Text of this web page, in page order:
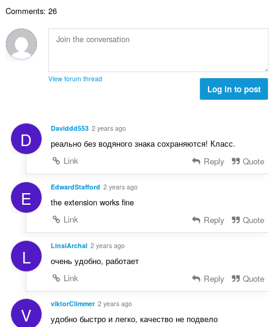
सं
ख्या
Comments: 26
View forum thread
Log in to post
D Daviddd553 2 years ago
реально без водяного знака сохраняются! Класс.
Link
Reply Quote
E EdwardStafford 2 years ago
the extension works fine
Link
Reply Quote
L LinsiArchal 2 years ago
очень удобно, работает
Link
Reply Quote
V viktorClimmer 2 years ago
удобно быстро и легко, качество не подвело